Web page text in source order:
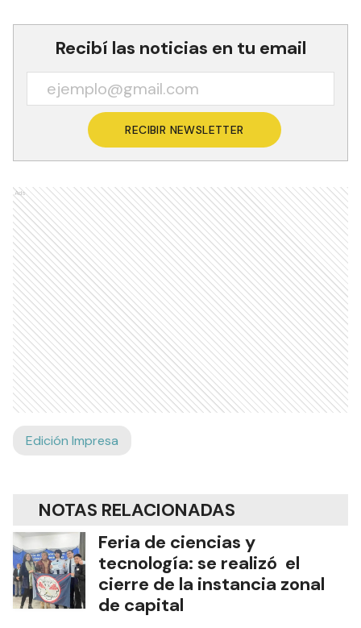
Recibí las noticias en tu email
RECIBIR NEWSLETTER
Ads
Edición Impresa
NOTAS RELACIONADAS
Feria de ciencias y
tecnología: se realizó el
cierre de la instancia zonal
de capital